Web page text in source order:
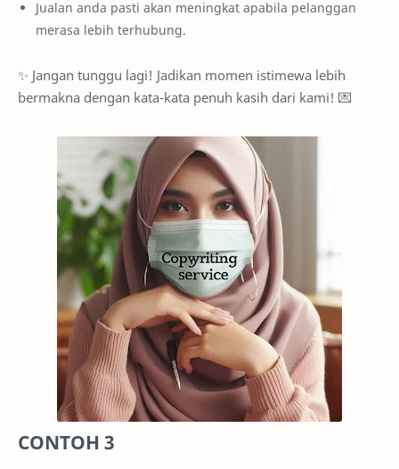
Jualan anda pasti akan meningkat apabila pelanggan
merasa lebih terhubung.
✨ Jangan tunggu lagi! Jadikan momen istimewa lebih
bermakna dengan kata-kata penuh kasih dari kami! 💌
CONTOH 3